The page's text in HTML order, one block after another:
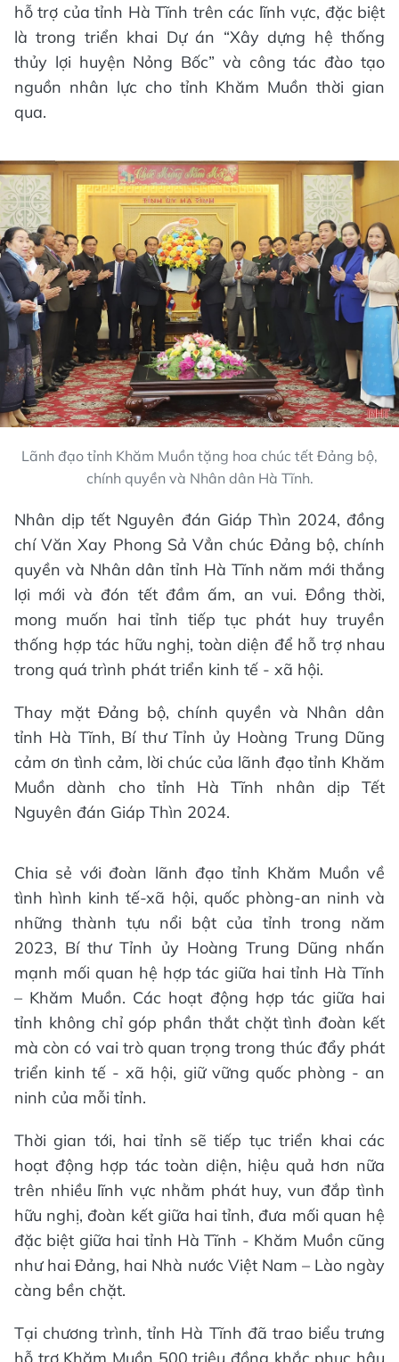
hỗ trợ của tỉnh Hà Tĩnh trên các lĩnh vực, đặc biệt
là trong triển khai Dự án “Xây dựng hệ thống
thủy lợi huyện Nỏng Bốc” và công tác đào tạo
nguồn nhân lực cho tỉnh Khăm Muồn thời gian
qua.
Lãnh đạo tỉnh Khăm Muồn tặng hoa chúc tết Đảng bộ,
chính quyền và Nhân dân Hà Tĩnh.
Nhân dịp tết Nguyên đán Giáp Thìn 2024, đồng
chí Văn Xay Phong Sả Vẳn chúc Đảng bộ, chính
quyền và Nhân dân tỉnh Hà Tĩnh năm mới thắng
lợi mới và đón tết đầm ấm, an vui. Đồng thời,
mong muốn hai tỉnh tiếp tục phát huy truyền
thống hợp tác hữu nghị, toàn diện để hỗ trợ nhau
trong quá trình phát triển kinh tế - xã hội.
Thay mặt Đảng bộ, chính quyền và Nhân dân
tỉnh Hà Tĩnh, Bí thư Tỉnh ủy Hoàng Trung Dũng
cảm ơn tình cảm, lời chúc của lãnh đạo tỉnh Khăm
Muồn dành cho tỉnh Hà Tĩnh nhân dịp Tết
Nguyên đán Giáp Thìn 2024.
Chia sẻ với đoàn lãnh đạo tỉnh Khăm Muồn về
tình hình kinh tế-xã hội, quốc phòng-an ninh và
những thành tựu nổi bật của tỉnh trong năm
2023, Bí thư Tỉnh ủy Hoàng Trung Dũng nhấn
mạnh mối quan hệ hợp tác giữa hai tỉnh Hà Tĩnh
– Khăm Muồn. Các hoạt động hợp tác giữa hai
tỉnh không chỉ góp phần thắt chặt tình đoàn kết
mà còn có vai trò quan trọng trong thúc đẩy phát
triển kinh tế - xã hội, giữ vững quốc phòng - an
ninh của mỗi tỉnh.
Thời gian tới, hai tỉnh sẽ tiếp tục triển khai các
hoạt động hợp tác toàn diện, hiệu quả hơn nữa
trên nhiều lĩnh vực nhằm phát huy, vun đắp tình
hữu nghị, đoàn kết giữa hai tỉnh, đưa mối quan hệ
đặc biệt giữa hai tỉnh Hà Tĩnh - Khăm Muồn cũng
như hai Đảng, hai Nhà nước Việt Nam – Lào ngày
càng bền chặt.
Tại chương trình, tỉnh Hà Tĩnh đã trao biểu trưng
hỗ trợ Khăm Muồn 500 triệu đồng khắc phục hậu